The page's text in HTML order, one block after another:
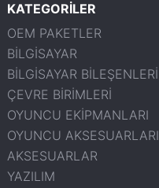
KATEGORİLER
OEM PAKETLER
BİLGİSAYAR
BİLGİSAYAR BİLEŞENLERİ
ÇEVRE BİRİMLERİ
OYUNCU EKİPMANLARI
OYUNCU AKSESUARLARI
AKSESUARLAR
YAZILIM